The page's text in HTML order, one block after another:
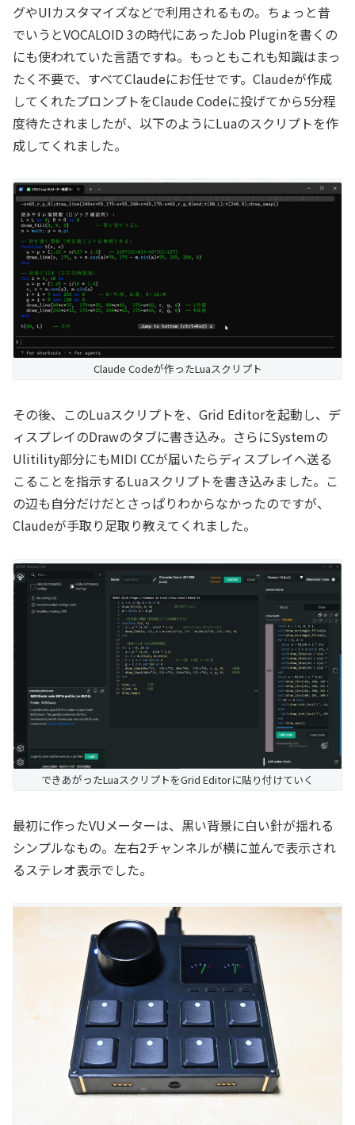
グやUIカスタマイズなどで利用されるもの。ちょっと昔
でいうとVOCALOID 3の時代にあったJob Pluginを書くの
にも使われていた言語ですね。もっともこれも知識はまっ
たく不要で、すべてClaudeにお任せです。Claudeが作成
してくれたプロンプトをClaude Codeに投げてから5分程
度待たされましたが、以下のようにLuaのスクリプトを作
成してくれました。
Claude Codeが作ったLuaスクリプト
その後、このLuaスクリプトを、Grid Editorを起動し、デ
ィスプレイのDrawのタブに書き込み。さらにSystemの
Ulitility部分にもMIDI CCが届いたらディスプレイへ送る
こることを指示するLuaスクリプトを書き込みました。こ
の辺も自分だけだとさっぱりわからなかったのですが、
Claudeが手取り足取り教えてくれました。
できあがったLuaスクリプトをGrid Editorに貼り付けていく
最初に作ったVUメーターは、黒い背景に白い針が揺れる
シンプルなもの。左右2チャンネルが横に並んで表示され
るステレオ表示でした。